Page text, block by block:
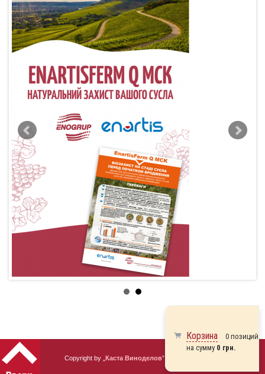
Copyright by „ Каста Виноделов” 2010 - 2026
Корзина
0 позиций
на сумму 0 грн.